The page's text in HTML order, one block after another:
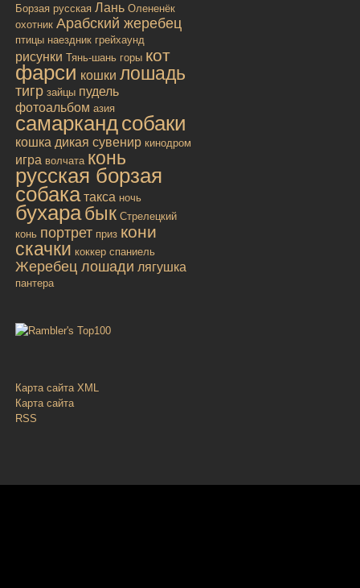
Борзая русская Лань Олененёк
охотник Арабский жеребец
птицы наездник грейхаунд
рисунки Тянь-шань горы кот
фарси кошки лошадь
тигр зайцы пудель
фотоальбом азия
самаркандсобаки
кошка дикая сувенир кинодром
игра волчата конь
русская борзая
собака такса ночь
бухарабык Стрелецкий
конь портрет приз кони
скачки коккер спаниель
Жеребец лошади лягушка
пантера
Карта сайта XML
Карта сайта
RSS